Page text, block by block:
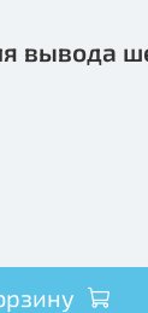
вывода